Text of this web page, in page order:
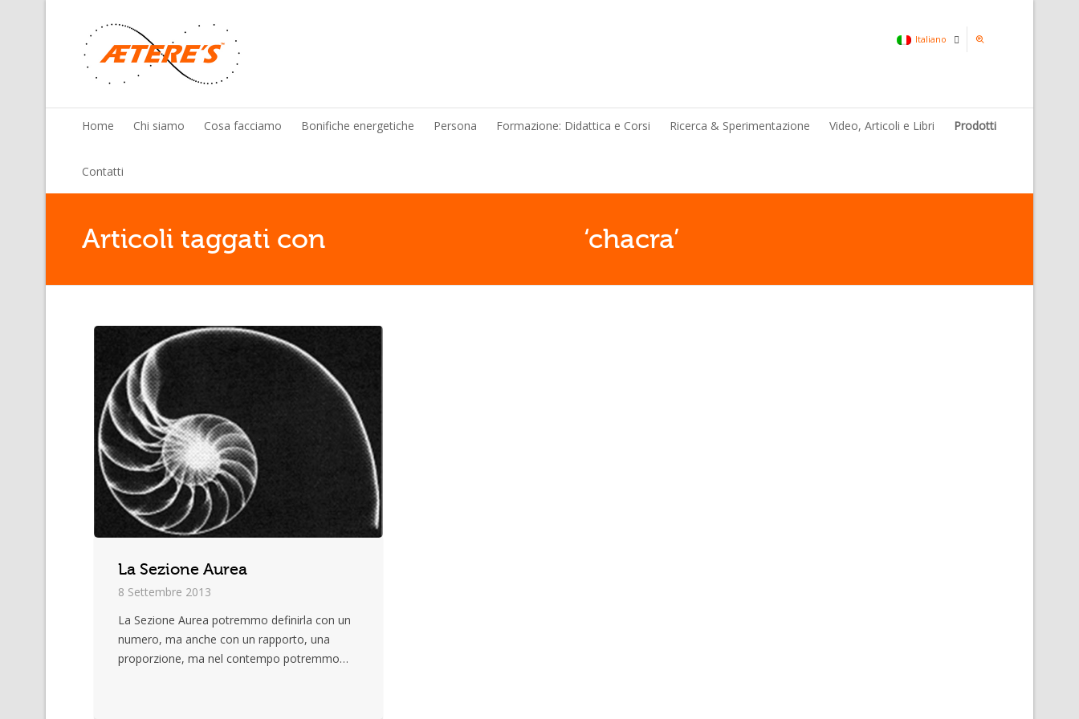
Italiano
Italiano
Home Chi siamo Cosa facciamo Bonifiche energetiche Persona Formazione: Didattica e Corsi Ricerca & Sperimentazione Video, Articoli e Libri Prodotti
Contatti
Articoli taggati con                                    ‘chacra’
La Sezione Aurea
8 Settembre 2013
La Sezione Aurea potremmo definirla con un
numero, ma anche con un rapporto, una
proporzione, ma nel contempo potremmo…